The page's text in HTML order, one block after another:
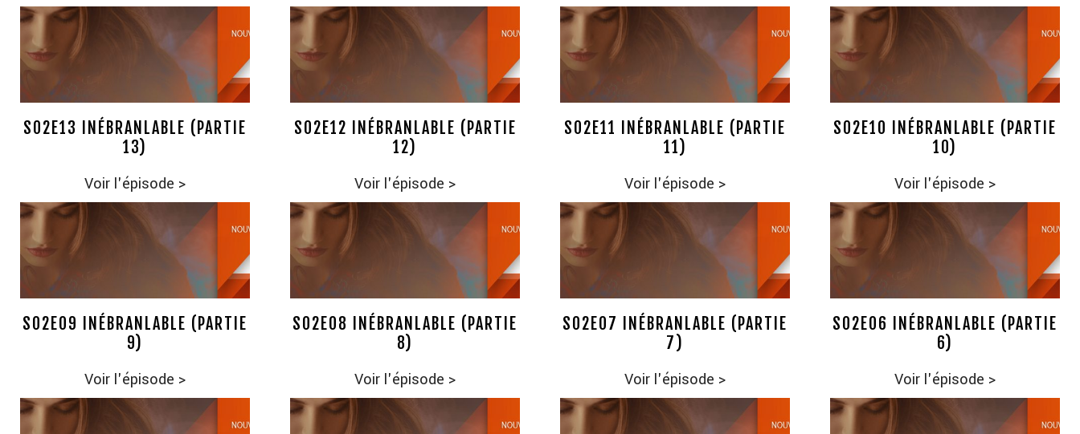
S02E13 INÉBRANLABLE (PARTIE
13)
Voir l'épisode >
S02E12 INÉBRANLABLE (PARTIE
12)
Voir l'épisode >
S02E11 INÉBRANLABLE (PARTIE
11)
Voir l'épisode >
S02E10 INÉBRANLABLE (PARTIE
10)
Voir l'épisode >
S02E09 INÉBRANLABLE (PARTIE
9)
Voir l'épisode >
S02E08 INÉBRANLABLE (PARTIE
8)
Voir l'épisode >
S02E07 INÉBRANLABLE (PARTIE
7)
Voir l'épisode >
S02E06 INÉBRANLABLE (PARTIE
6)
Voir l'épisode >